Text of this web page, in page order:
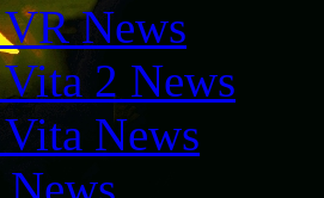
News
2 News
News